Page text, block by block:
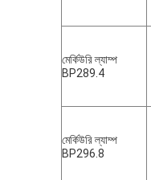
মের্কিউরি ল্যাম্প
BP289.4
মের্কিউরি ল্যাম্প
BP296.8